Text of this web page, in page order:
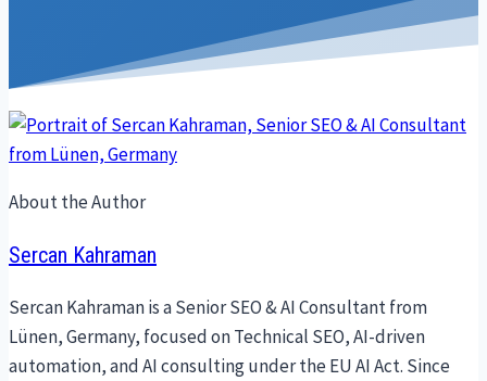
About the Author
Sercan Kahraman
Sercan Kahraman is a Senior SEO & AI Consultant from
Lünen, Germany, focused on Technical SEO, AI-driven
automation, and AI consulting under the EU AI Act. Since